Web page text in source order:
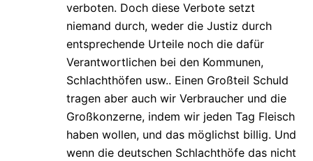
verboten. Doch diese Verbote setzt
niemand durch, weder die Justiz durch
entsprechende Urteile noch die dafür
Verantwortlichen bei den Kommunen,
Schlachthöfen usw.. Einen Großteil Schuld
tragen aber auch wir Verbraucher und die
Großkonzerne, indem wir jeden Tag Fleisch
haben wollen, und das möglichst billig. Und
wenn die deutschen Schlachthöfe das nicht